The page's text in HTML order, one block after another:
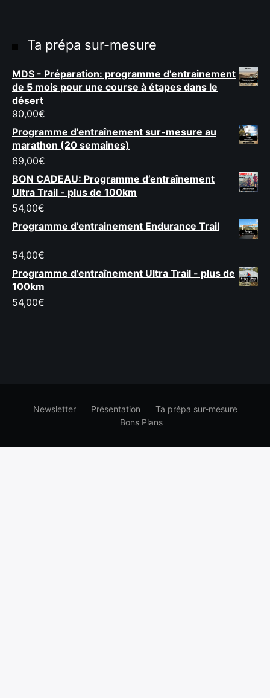
Ta prépa sur-mesure
MDS - Préparation: programme d'entrainement
de 5 mois pour une course à étapes dans le
désert
90,00€
Programme d'entraînement sur-mesure au
marathon (20 semaines)
69,00€
BON CADEAU: Programme d’entraînement
Ultra Trail - plus de 100km
54,00€
Programme d’entrainement Endurance Trail
54,00€
Programme d’entraînement Ultra Trail - plus de
100km
54,00€
Newsletter Présentation
Ta prépa sur-mesure
Bons Plans